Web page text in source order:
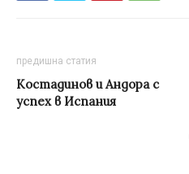
предишна статия
Костадинов и Андора с
успех в Испания